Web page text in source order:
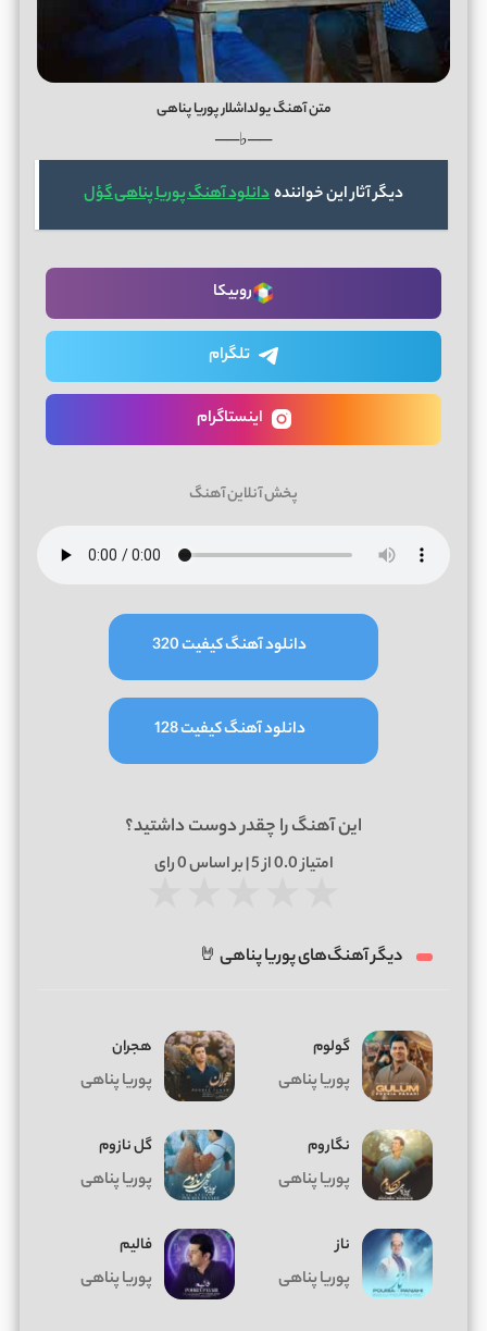
متن آهنگ یولداشلار پوریا پناهی
──♭──
دیگر آثار این خوانندهدانلود آهنگ پوریا پناهی گؤل
روبیکا
تلگرام
اینستاگرام
پخش آنلاین آهنگ
دانلود آهنگ کیفیت 320
دانلود آهنگ کیفیت 128
این آهنگ را چقدر دوست داشتید؟
امتیاز0.0از 5 | بر اساس 0رای
دیگر آهنگ‌های پوریا پناهی 🤘
گولوم
پوریا پناهی
هجران
پوریا پناهی
نگاروم
پوریا پناهی
گل نازوم
پوریا پناهی
ناز
پوریا پناهی
فالیم
پوریا پناهی